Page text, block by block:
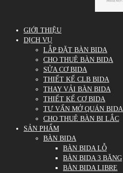
GIỚI THIỆU
DỊCH VỤ
LẮP ĐẶT BÀN BIDA
CHO THUÊ BÀN BIDA
SỬA CƠ BIDA
THIẾT KẾ CLB BIDA
THAY VẢI BÀN BIDA
THIẾT KẾ CƠ BIDA
TƯ VẤN MỞ QUÁN BIDA
CHO THUÊ BÀN BI LẮC
SẢN PHẨM
BÀN BIDA
BÀN BIDA LỖ
BÀN BIDA 3 BĂNG
BÀN BIDA LIBRE